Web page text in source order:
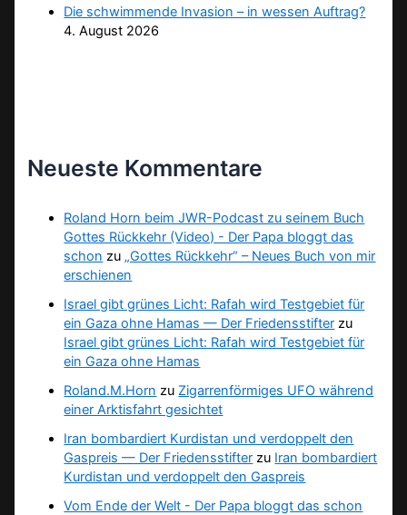
Die schwimmende Invasion – in wessen Auftrag?
4. August 2026
Neueste Kommentare
Roland Horn beim JWR-Podcast zu seinem Buch
Gottes Rückkehr (Video) - Der Papa bloggt das
schon zu „Gottes Rückkehr“ – Neues Buch von mir
erschienen
Israel gibt grünes Licht: Rafah wird Testgebiet für
ein Gaza ohne Hamas — Der Friedensstifter zu
Israel gibt grünes Licht: Rafah wird Testgebiet für
ein Gaza ohne Hamas
Roland.M.Horn zu Zigarrenförmiges UFO während
einer Arktisfahrt gesichtet
Iran bombardiert Kurdistan und verdoppelt den
Gaspreis — Der Friedensstifter zu Iran bombardiert
Kurdistan und verdoppelt den Gaspreis
Vom Ende der Welt - Der Papa bloggt das schon